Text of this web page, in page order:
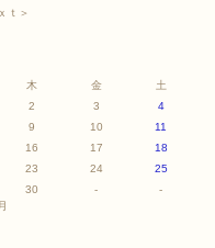
ｔ＞
木 金
土
2 3
4
9 10
11
16 17
18
23 24
25
30 -
-